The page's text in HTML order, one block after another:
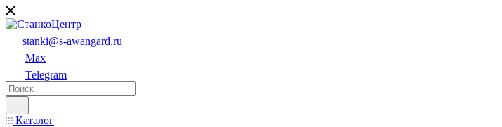
stanki@s-awangard.ru
Max
Telegram
Каталог